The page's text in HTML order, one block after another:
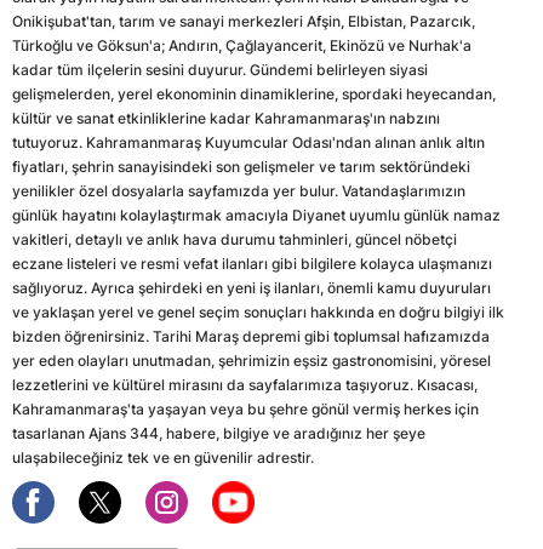
Onikişubat'tan, tarım ve sanayi merkezleri Afşin, Elbistan, Pazarcık,
Türkoğlu ve Göksun'a; Andırın, Çağlayancerit, Ekinözü ve Nurhak'a
kadar tüm ilçelerin sesini duyurur. Gündemi belirleyen siyasi
gelişmelerden, yerel ekonominin dinamiklerine, spordaki heyecandan,
kültür ve sanat etkinliklerine kadar Kahramanmaraş'ın nabzını
tutuyoruz. Kahramanmaraş Kuyumcular Odası'ndan alınan anlık altın
fiyatları, şehrin sanayisindeki son gelişmeler ve tarım sektöründeki
yenilikler özel dosyalarla sayfamızda yer bulur. Vatandaşlarımızın
günlük hayatını kolaylaştırmak amacıyla Diyanet uyumlu günlük namaz
vakitleri, detaylı ve anlık hava durumu tahminleri, güncel nöbetçi
eczane listeleri ve resmi vefat ilanları gibi bilgilere kolayca ulaşmanızı
sağlıyoruz. Ayrıca şehirdeki en yeni iş ilanları, önemli kamu duyuruları
ve yaklaşan yerel ve genel seçim sonuçları hakkında en doğru bilgiyi ilk
bizden öğrenirsiniz. Tarihi Maraş depremi gibi toplumsal hafızamızda
yer eden olayları unutmadan, şehrimizin eşsiz gastronomisini, yöresel
lezzetlerini ve kültürel mirasını da sayfalarımıza taşıyoruz. Kısacası,
Kahramanmaraş'ta yaşayan veya bu şehre gönül vermiş herkes için
tasarlanan Ajans 344, habere, bilgiye ve aradığınız her şeye
ulaşabileceğiniz tek ve en güvenilir adrestir.